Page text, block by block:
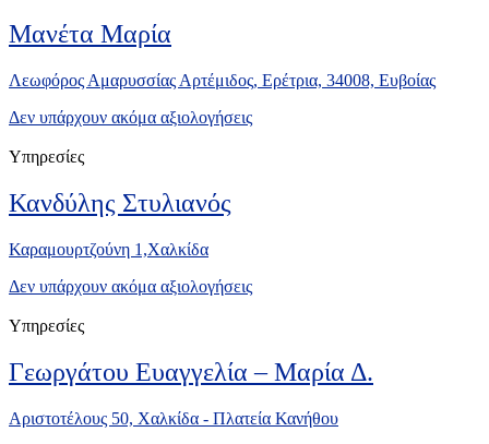
Μανέτα Μαρία
Λεωφόρος Αμαρυσσίας Αρτέμιδος, Ερέτρια, 34008, Ευβοίας
Δεν υπάρχουν ακόμα αξιολογήσεις
Υπηρεσίες
Κανδύλης Στυλιανός
Καραμουρτζούνη 1,Χαλκίδα
Δεν υπάρχουν ακόμα αξιολογήσεις
Υπηρεσίες
Γεωργάτου Ευαγγελία – Μαρία Δ.
Αριστοτέλους 50, Χαλκίδα - Πλατεία Κανήθου